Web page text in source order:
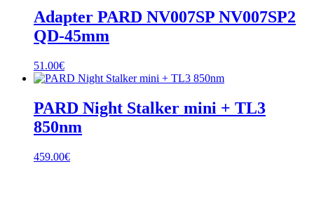
Adapter PARD NV007SP NV007SP2
QD-45mm
51.00€
PARD Night Stalker mini + TL3
850nm
459.00€